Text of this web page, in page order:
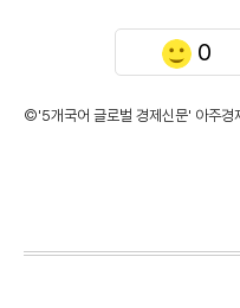
0
©'5개국어 글로벌 경제신문' 아주경